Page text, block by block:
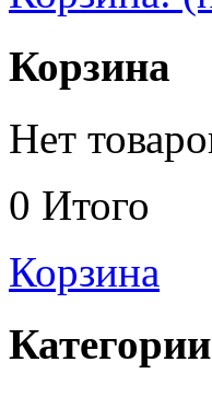
Корзина
Нет
0 Итого
Корзина
Категории